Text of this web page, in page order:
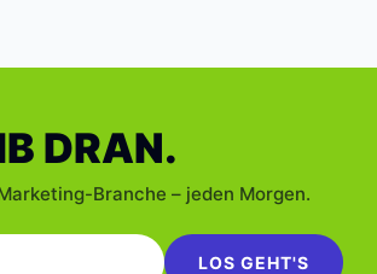
DRAN.
Branche – jeden Morgen.
LOS GEHT'S